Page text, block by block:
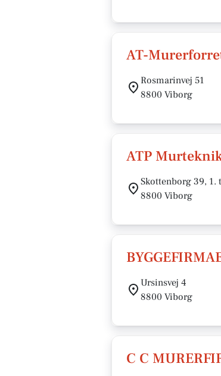
AT-
Rosmarinvej 51
8800 Viborg
ATP
Skottenborg 39, 1.
8800 Viborg
Ursinsvej 4
8800 Viborg
C C